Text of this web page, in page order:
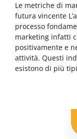
Le metriche di
futura vincente
processo
marketing infatti
positivamente e
attività. Questi
esistono di più